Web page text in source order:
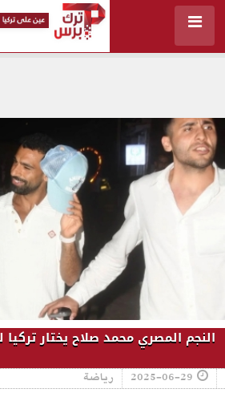
النجم المصري محمد صلاح يختار
2025-06-29 رياضة